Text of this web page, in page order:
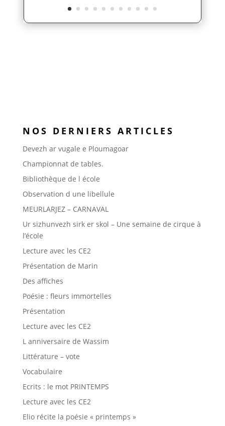
NOS DERNIERS ARTICLES
Devezh ar vugale e Ploumagoar
Championnat de tables.
Bibliothèque de l école
Observation d une libellule
MEURLARJEZ – CARNAVAL
Ur sizhunvezh sirk er skol – Une semaine de cirque à
l’école
Lecture avec les CE2
Présentation de Marin
Des affiches
Poésie : fleurs immortelles
Présentation
Lecture avec les CE2
L anniversaire de Wassim
Littérature – vote
Vocabulaire
Ecrits : le mot PRINTEMPS
Lecture avec les CE2
Elio récite la poésie « printemps »